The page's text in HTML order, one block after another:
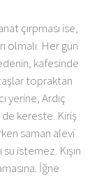
çırpması ise,
olmalı. Her gün
kafesinde
topraktan
yerine, Ardıç
de kereste. Kiriş
saman alevi
istemez. Kışın
İğne